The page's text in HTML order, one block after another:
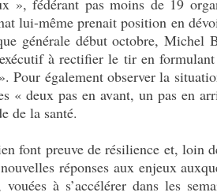
fédérant pas moins de 19
lui-même prenait position en
générale début octobre, Michel
à rectifier le tir en
Pour également observer la
« deux pas en avant, un pas en
de la santé.
font preuve de résilience et, loin
réponses aux enjeux
à s’accélérer dans les